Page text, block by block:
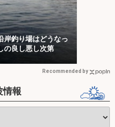
岸釣り場はどうなっ
良し悪し次第
Recommended by
情報